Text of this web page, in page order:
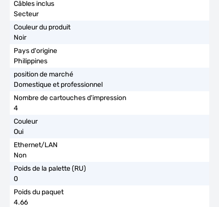
Secteur
Noir
Philippines
Domestique et professionnel
4
Oui
Non
0
4.66